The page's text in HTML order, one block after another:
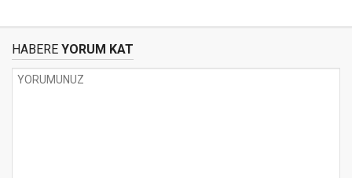
HABERE YORUM KAT